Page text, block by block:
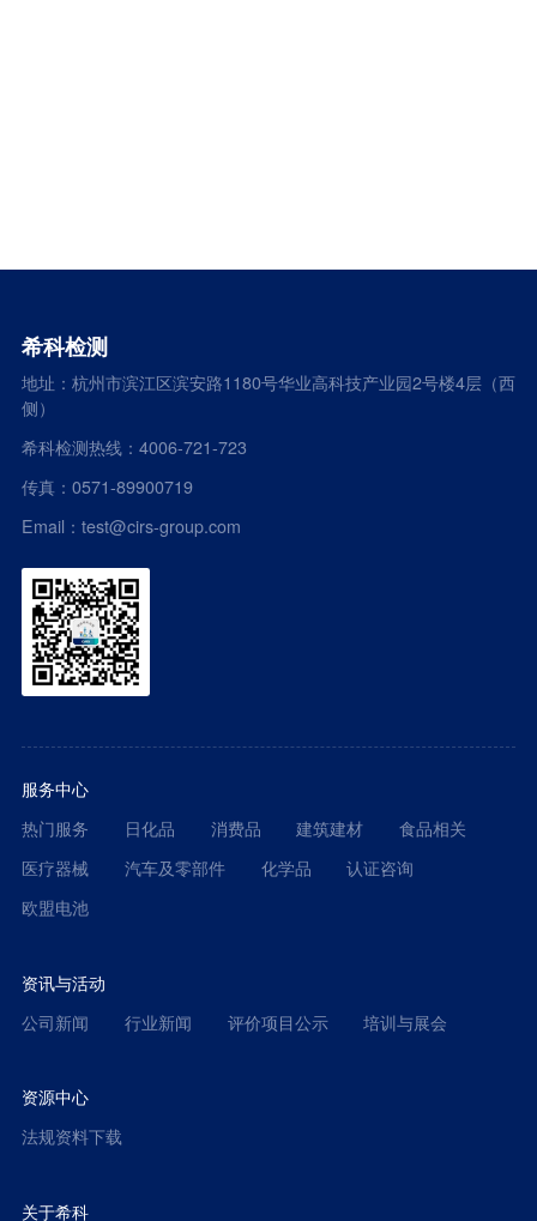
希科检测
地址：杭州市滨江区滨安路1180号华业高科技产业园2号楼4层（西
侧）
希科检测热线：4006-721-723
传真：0571-89900719
Email：test@cirs-group.com
服务中心
热门服务
日化品 消费品 建筑建材
食品相关
医疗器械
汽车及零部件 化学品
认证咨询
欧盟电池
资讯与活动
公司新闻
行业新闻 评价项目公示 培训与展会
资源中心
法规资料下载
关于希科